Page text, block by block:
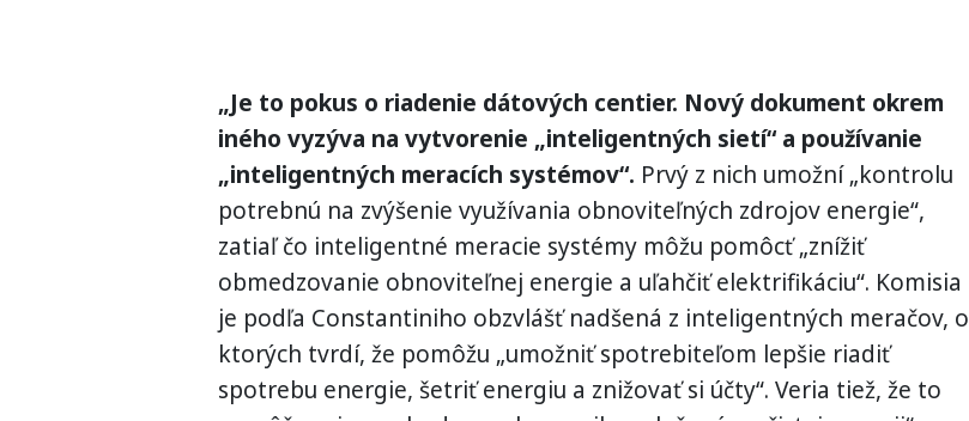
„Je to pokus o riadenie dátových centier. Nový dokument okrem
iného vyzýva na vytvorenie „inteligentných sietí“ a používanie
„inteligentných meracích systémov“. Prvý z nich umožní „kontrolu
potrebnú na zvýšenie využívania obnoviteľných zdrojov energie“,
zatiaľ čo inteligentné meracie systémy môžu pomôcť „znížiť
obmedzovanie obnoviteľnej energie a uľahčiť elektrifikáciu“. Komisia
je podľa Constantiniho obzvlášť nadšená z inteligentných meračov, o
ktorých tvrdí, že pomôžu „umožniť spotrebiteľom lepšie riadiť
spotrebu energie, šetriť energiu a znižovať si účty“. Veria tiež, že to